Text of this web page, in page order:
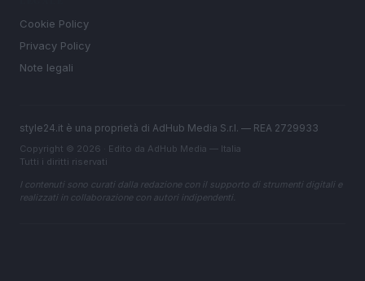
Cookie Policy
Privacy Policy
Note legali
style24.it è una proprietà di AdHub Media S.r.l. — REA 2729933
Copyright © 2026 · Edito da AdHub Media — Italia
Tutti i diritti riservati
I contenuti sono curati dalla redazione con il supporto di strumenti digitali e
realizzati in collaborazione con autori indipendenti.